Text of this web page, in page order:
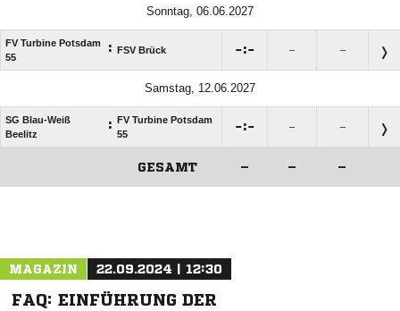
Sonntag, 06.06.2027
FV Turbine Potsdam
55
: FSV Brück : – –
Samstag, 12.06.2027
SG Blau-Weiß
Beelitz
: FV Turbine Potsdam
55
: – –
GESAMT – – –
MAGAZIN 22.09.2024 | 12:30
FAQ: EINFÜHRUNG DER